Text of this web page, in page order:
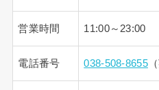
営業時間 11:00～23:00
電話番号 038-508-8655